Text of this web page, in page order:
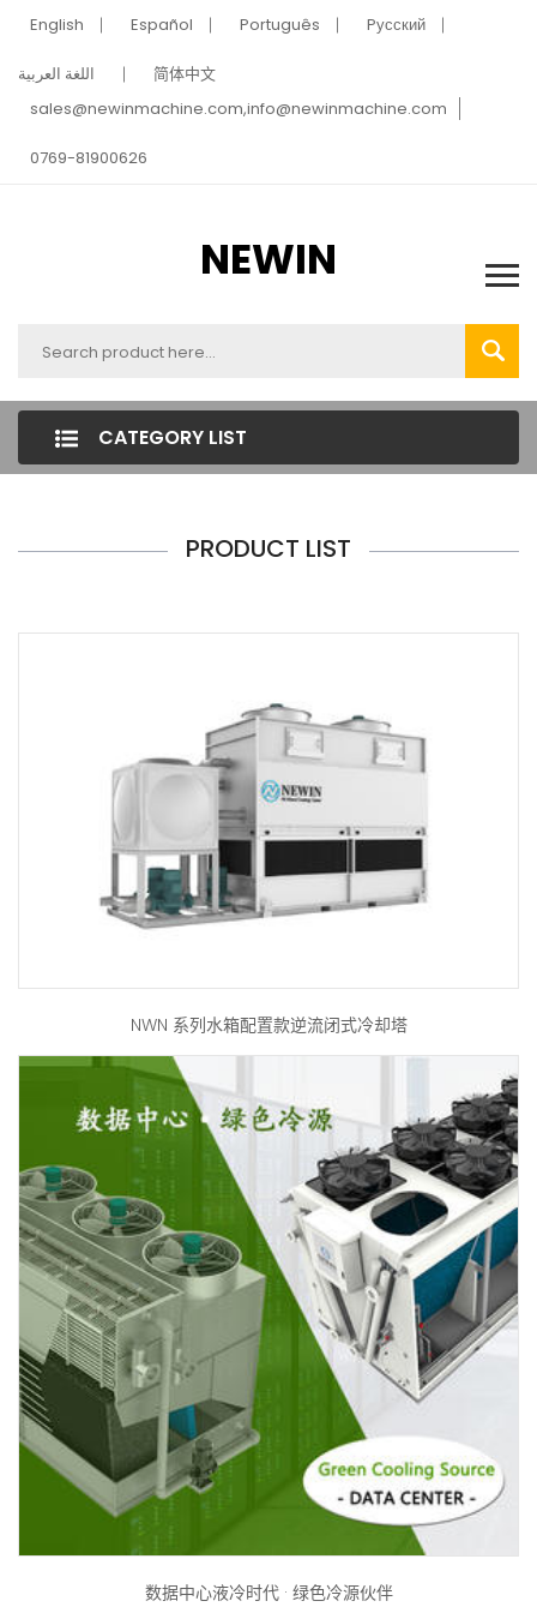
English Español Português Pусский
اللغة العربية
简体中文
sales@newinmachine.com,info@newinmachine.com
0769-81900626
NEWIN
CATEGORY LIST
PRODUCT LIST
NWN 系列水箱配置款逆流闭式冷却塔
数据中心液冷时代 · 绿色冷源伙伴